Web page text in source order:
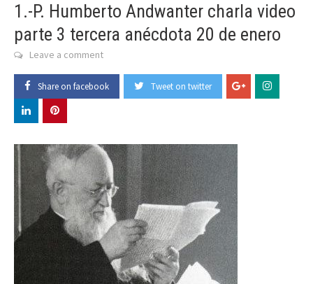
1.-P. Humberto Andwanter charla video
parte 3 tercera anécdota 20 de enero
Leave a comment
Share on facebook Tweet on twitter